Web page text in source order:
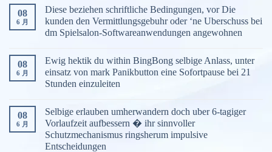
08
6 月
Diese beziehen schriftliche Bedingungen, vor Die
kunden den Vermittlungsgebuhr oder ‘ne Uberschuss bei
dm Spielsalon-Softwareanwendungen angewohnen
08
6 月
Ewig hektik du within BingBong selbige Anlass, unter
einsatz von mark Panikbutton eine Sofortpause bei 21
Stunden einzuleiten
08
6 月
Selbige erlauben umherwandern doch uber 6-tagiger
Vorlaufzeit aufbessern � ihr sinnvoller
Schutzmechanismus ringsherum impulsive
Entscheidungen